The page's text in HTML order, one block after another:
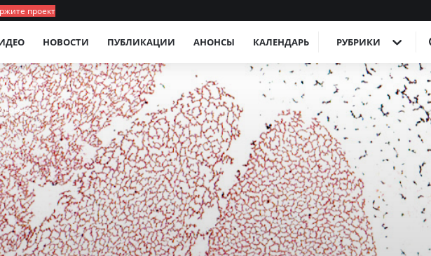
проект
НОВОСТИ ПУБЛИКАЦИИ АНОНСЫ КАЛЕНДАРЬ РУБРИКИ